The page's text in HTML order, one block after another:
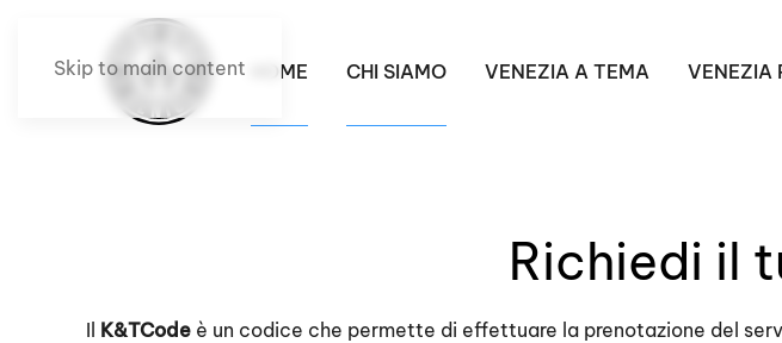
Skip to main content HOME CHI SIAMO VENEZIA A TEMA VENEZIA
Richiedi il
Il K&TCode è un codice che permette di effettuare la prenotazione del